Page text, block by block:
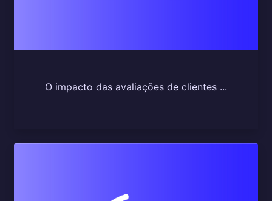
O impacto das avaliações de clientes ...